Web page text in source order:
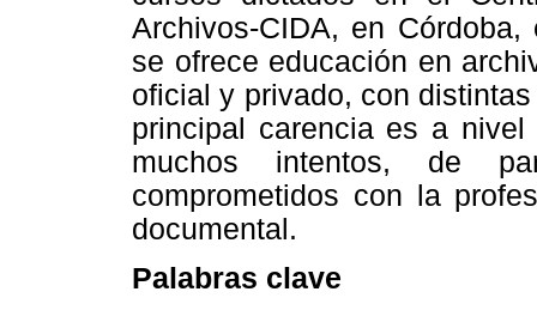
Archivos-CIDA, en
se ofrece educación en
oficial y privado, con
principal carencia es a
muchos intentos, de
comprometidos con la
documental.
Palabras clave